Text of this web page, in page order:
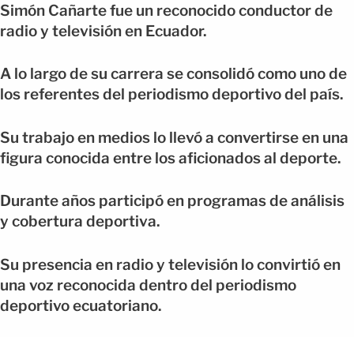
Simón Cañarte fue un reconocido conductor de
radio y televisión en Ecuador.
A lo largo de su carrera se consolidó como uno de
los referentes del periodismo deportivo del país.
Su trabajo en medios lo llevó a convertirse en una
figura conocida entre los aficionados al deporte.
Durante años participó en programas de análisis
y cobertura deportiva.
Su presencia en radio y televisión lo convirtió en
una voz reconocida dentro del periodismo
deportivo ecuatoriano.